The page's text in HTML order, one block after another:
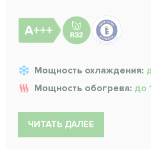
Мощность охлаждения:
Мощность обогрева: до
ЧИТАТЬ ДАЛЕЕ